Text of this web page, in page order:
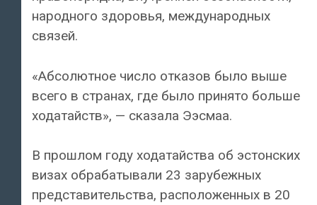
народного здоровья, международных
связей.
«Абсолютное число отказов было выше
всего в странах, где было принято больше
ходатайств», — сказала Ээсмаа.
В прошлом году ходатайства об эстонских
визах обрабатывали 23 зарубежных
представительства, расположенных в 20